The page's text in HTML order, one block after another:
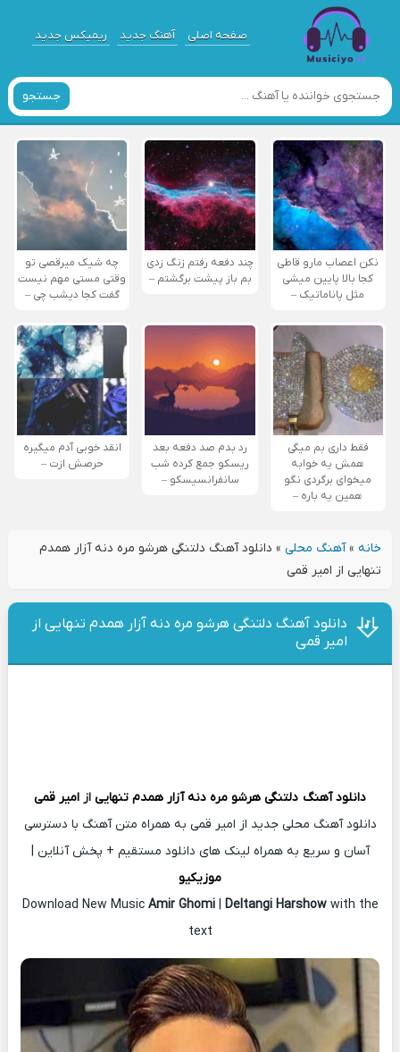
صفحه اصلی آهنگ جدید ریمیکس جدید
جستجو
نکن اعصاب مارو قاطی
کجا بالا پایین میشی
مثل پاناماتیک –
چند دفعه رفتم زنگ زدی
بم باز پیشت برگشتم –
چه شیک میرقصی تو
وقتی مستی مهم نیست
گفت کجا دیشب چی –
فقط داری بم میگی
همش یه خوابه
میخوای برگردی نگو
همین یه باره –
رد بدم صد دفعه بعد
ریسکو جمع کرده شب
سانفرانسیسکو –
انقد خوبی آدم میگیره
حرصش ازت –
خانه»آهنگ محلی» دانلود آهنگ دلتنگی‌ هرشو مره‌ دنه‌ آزار همدم
تنهایی از امیر قمی
دانلود آهنگ دلتنگی‌ هرشو مره‌ دنه‌ آزار همدم تنهایی از
امیر قمی
دانلود آهنگ دلتنگی‌ هرشو مره‌ دنه‌ آزار همدم تنهایی از امیر قمی
دانلود آهنگ محلی جدید از امیر قمی به همراه متن آهنگ با دسترسی
آسان و سریع به همراه لینک های دانلود مستقیم + پخش آنلاین |
موزیکیو
Download New Music Amir Ghomi| Deltangi Harshow with the
text